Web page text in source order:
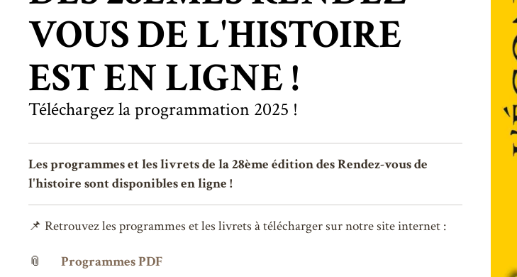
VOUS DE L'HISTOIRE
EST EN LIGNE !
Téléchargez la programmation 2025 !
Les programmes et les livrets de la 28ème édition des Rendez-vous de
l'histoire sont disponibles en ligne !
📌 Retrouvez les programmes et les livrets à télécharger sur notre site internet :
📎 Programmes PDF
Infos